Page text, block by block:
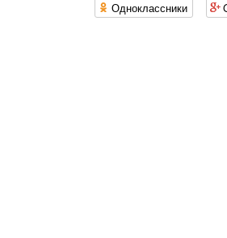
Одноклассники